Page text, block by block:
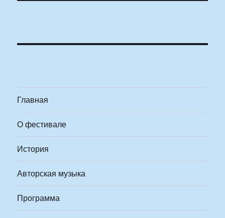
Главная
О фестивале
История
Авторская музыка
Программа